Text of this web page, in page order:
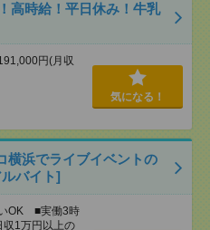
高時給！平日休み！牛乳
円(月収
気になる！
横浜でライブイベントの
バイト]
OK ■実働3時
収1万円以上の